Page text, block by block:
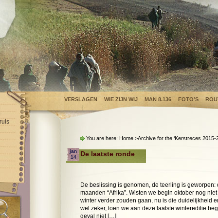
VERSLAGEN WIE ZIJN WIJ MAN 8.136 FOTO’S
You are here: Home >Archive for the ‘Kerstreces 2015-
De laatste ronde
jan
14
De beslissing is genomen, de teerling is geworpen:
maanden “Afrika”. Wisten we begin oktober nog
winter verder zouden gaan, nu is die duidelijkheid
wel zeker, toen we aan deze laatste wintereditie
geval niet […]